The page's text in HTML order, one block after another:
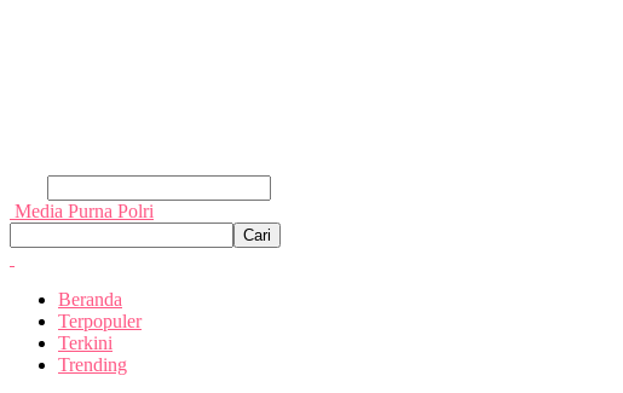
Media Purna Polri
Beranda
Terpopuler
Terkini
Trending